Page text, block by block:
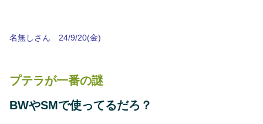
名無しさん 24/9/20(金)
プテラが一番の謎
BWやSMで使ってるだろ？